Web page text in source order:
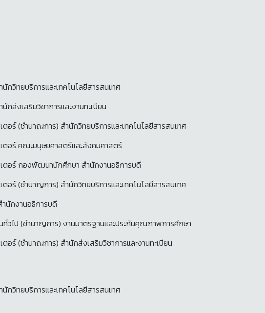
กวิทยบริการและเทคโนโลยีสารสนเทศ
กส่งเสริมวิชาการและงานทะเบียน
อร์ (ชำนาญการ) สำนักวิทยบริการและเทคโนโลยีสารสนเทศ
ตอร์ คณะมนุษยศาสตร์และสังคมศาสตร์
ตอร์ กองพัฒนานักศึกษา สำนักงานอธิการบดี
อร์ (ชำนาญการ) สำนักวิทยบริการและเทคโนโลยีสารสนเทศ
นักงานอธิการบดี
ทั่วไป (ชำนาญการ) งานมาตรฐานและประกันคุณภาพการศึกษา
อร์ (ชำนาญการ) สำนักส่งเสริมวิชาการและงานทะเบียน
กวิทยบริการและเทคโนโลยีสารสนเทศ